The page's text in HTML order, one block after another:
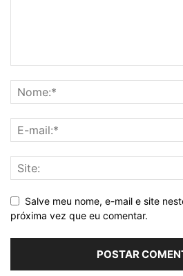
Salve meu nome, e-mail e site
próxima vez que eu comentar.